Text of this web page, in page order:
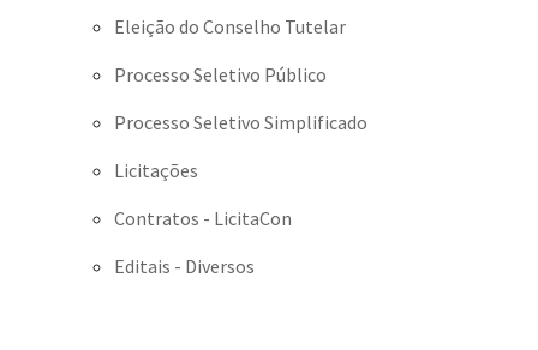
Eleição do Conselho Tutelar
Processo Seletivo Público
Processo Seletivo Simplificado
Licitações
Contratos - LicitaCon
Editais - Diversos